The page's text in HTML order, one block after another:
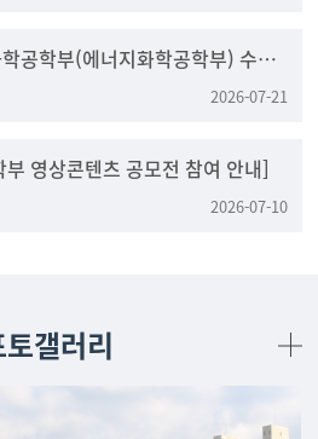
공학부(에너지화학공학부) 수강
2026-07-21
영상콘텐츠 공모전 참여 안내]
2026-07-10
갤러리